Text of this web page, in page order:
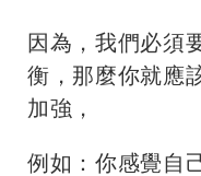
因為，我們必須
衡，那麼你就應
加強，
例如：你感覺自